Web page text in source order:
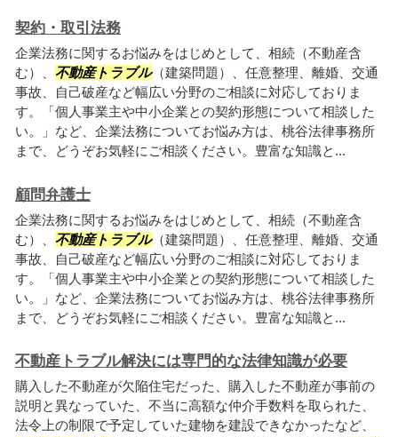
契約・取引法務
企業法務に関するお悩みをはじめとして、相続（不動産含
む）、 不動産トラブル（建築問題）、任意整理、離婚、交通
事故、自己破産など幅広い分野のご相談に対応しておりま
す。「個人事業主や中小企業との契約形態について相談した
い。」など、企業法務についてお悩み方は、桃谷法律事務所
まで、どうぞお気軽にご相談ください。豊富な知識と...
顧問弁護士
企業法務に関するお悩みをはじめとして、相続（不動産含
む）、 不動産トラブル（建築問題）、任意整理、離婚、交通
事故、自己破産など幅広い分野のご相談に対応しておりま
す。「個人事業主や中小企業との契約形態について相談した
い。」など、企業法務についてお悩み方は、桃谷法律事務所
まで、どうぞお気軽にご相談ください。豊富な知識と...
不動産トラブル解決には専門的な法律知識が必要
購入した不動産が欠陥住宅だった、購入した不動産が事前の
説明と異なっていた、不当に高額な仲介手数料を取られた、
法令上の制限で予定していた建物を建設できなかったなど、